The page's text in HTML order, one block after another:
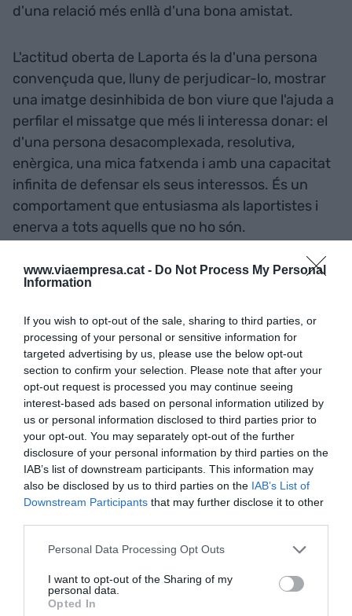
www.viaempresa.cat - Do Not Process My Personal
Information
If you wish to opt-out of the sale, sharing to third parties, or
processing of your personal or sensitive information for
targeted advertising by us, please use the below opt-out
section to confirm your selection. Please note that after your
opt-out request is processed you may continue seeing
interest-based ads based on personal information utilized by
us or personal information disclosed to third parties prior to
your opt-out. You may separately opt-out of the further
disclosure of your personal information by third parties on the
IAB’s list of downstream participants. This information may
also be disclosed by us to third parties on the IAB’s List of
Downstream Participants that may further disclose it to other
Personal Data Processing Opt Outs
I want to opt-out of the Sharing of my
personal data.
Opted In
d'una relació més enllà d'una bona amistat.
L'actitud oberta de Laporta és la d'una persona
convençuda que, lluny de perjudicar-lo, mostrar
una imatge desinhibida de bon viure que l'ajuda a
perfilar el missatge que més li interessa donar: el
d'una persona desacomplexada, resolutiva,
enèrgica, una mica fatxenda i amb una capacitat
infinita de defensar els seus interessos. És un
comportament que entusiasma als laportistes i
enerva a tots aquells que no ho són.
Pels primers, Laporta és història viva del Barça,
Història o histèria, Laporta ha aconseguit afegir
un -isme al seu cognom per esdevenir una
manera d'entendre el Club, com Cruyff, com
Núñez. A l'enteniment del lector correspon ja
establir si el laportisme consisteix a buidar-se una
ampolla de xampany de cent euros al cap després
de guanyar al Reial Madrid, o si el laportisme és
agafar el Barça en fallida -80 milions d'euros de
pèrdues sobre una facturació de 280 milions- i
convertit en l'entitat esportiva mundial líder en
facturació, modernitzant el seu model de gestió i
omplint les seves vitrines de títols. Possiblement